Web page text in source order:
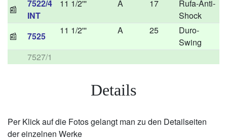
📰
7522/4
INT
11 1/2''' A 17
Rufa-Anti-
Shock
📰
7525
11 1/2''' A 25
Duro-
Swing
7527/1
Details
Per Klick auf die Fotos gelangt man zu den Detailseiten
der einzelnen Werke